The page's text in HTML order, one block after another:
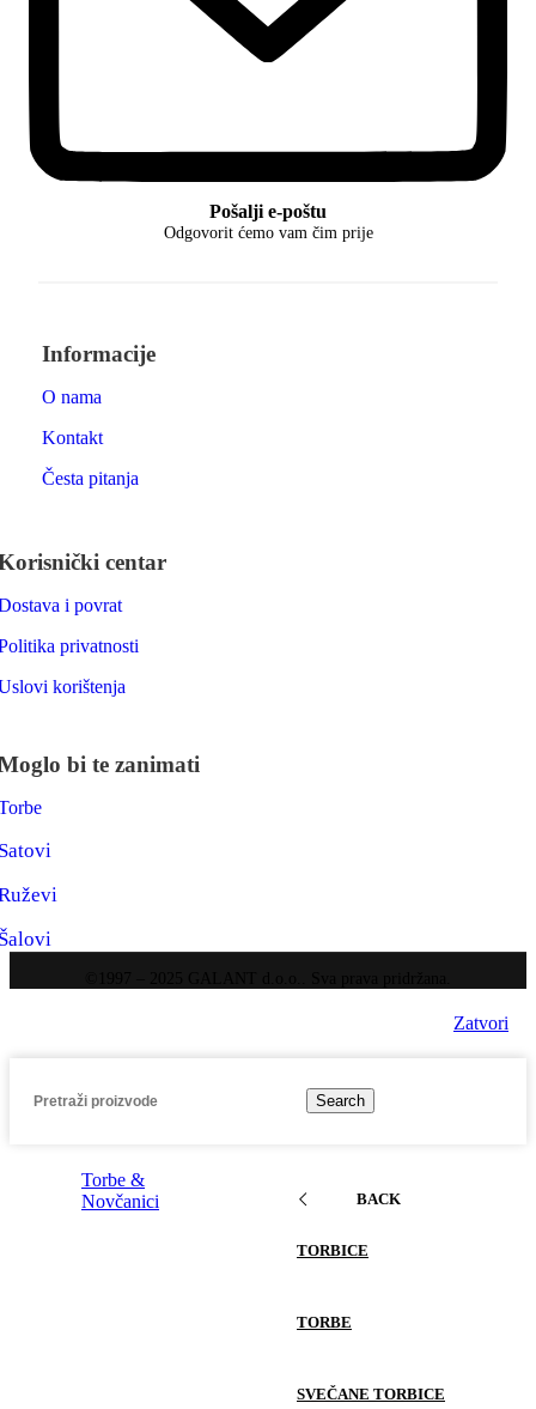
Pošalji e-poštu
Odgovorit ćemo vam čim prije
Informacije
O nama
Kontakt
Česta pitanja
centar
i povrat
privatnosti
korištenja
bi te zanimati
Zatvori
Search
Torbe &
Novčanici
BACK
TORBICE
TORBE
SVEČANE TORBICE